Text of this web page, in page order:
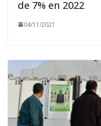
de 7% en 2022
04/11/2021